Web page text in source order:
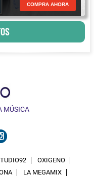
COMPRA AHORA
MÚSICA
OXIGENO
LA MEGAMIX